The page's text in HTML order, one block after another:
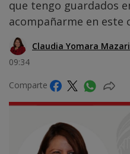
que tengo guardados
acompañarme en este
Claudia Yomara
09:34
Comparte